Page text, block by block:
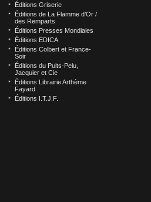
Éditions Griserie
Éditions de La Flamme d’Or /
des Remparts
Éditions Presses Mondiales
Éditions EDICA
Éditions Colbert et France-
Soir
Éditions du Puits-Pelu,
Jacquier et Cie
Éditions Librairie Arthème
Fayard
Éditions I.T.J.F.